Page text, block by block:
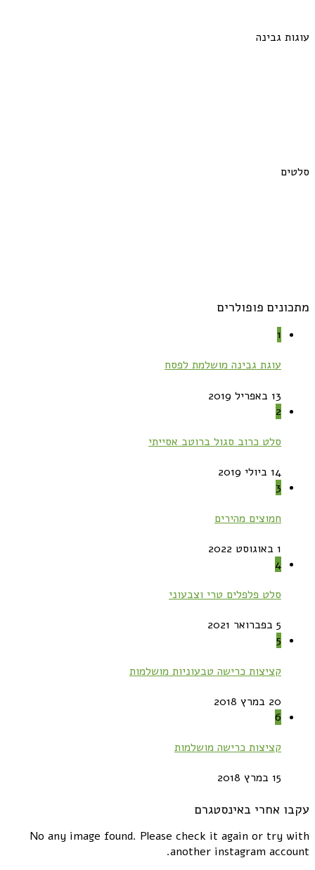
עוגות גבינה
סלטים
מתכונים פופולרים
1
עוגת גבינה מושלמת לפסח
13 באפריל 2019
2
סלט כרוב סגול ברוטב אסייתי
14 ביולי 2019
3
חמוצים מהירים
1 באוגוסט 2022
4
סלט פלפלים טרי וצבעוני
5 בפברואר 2021
5
קציצות כרישה טבעוניות מושלמות
20 במרץ 2018
6
קציצות כרישה מושלמות
15 במרץ 2018
עקבו אחרי באינסטגרם
No any image found. Please check it again or try with
another instagram account.